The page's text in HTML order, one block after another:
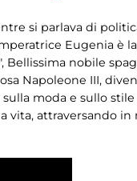
si parlava di
Eugenia
nobile
Napoleone III,
moda e sullo
vita, attraversando